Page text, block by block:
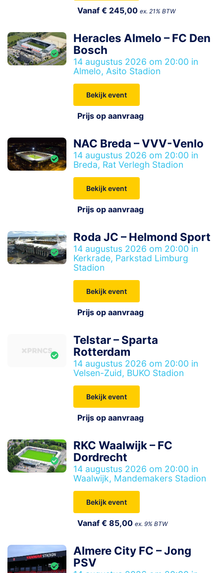
Vanaf € 245,00ex. 21% BTW
Heracles Almelo – FC Den
Bosch
14 augustus 2026 om 20:00 in
Almelo, Asito Stadion
Bekijk event
Prijs op aanvraag
NAC Breda – VVV-Venlo
14 augustus 2026 om 20:00 in
Breda, Rat Verlegh Stadion
Bekijk event
Prijs op aanvraag
Roda JC – Helmond Sport
14 augustus 2026 om 20:00 in
Kerkrade, Parkstad Limburg
Stadion
Bekijk event
Prijs op aanvraag
Telstar – Sparta
Rotterdam
14 augustus 2026 om 20:00 in
Velsen-Zuid, BUKO Stadion
Bekijk event
Prijs op aanvraag
RKC Waalwijk – FC
Dordrecht
14 augustus 2026 om 20:00 in
Waalwijk, Mandemakers Stadion
Bekijk event
Vanaf € 85,00ex. 9% BTW
Almere City FC – Jong
PSV